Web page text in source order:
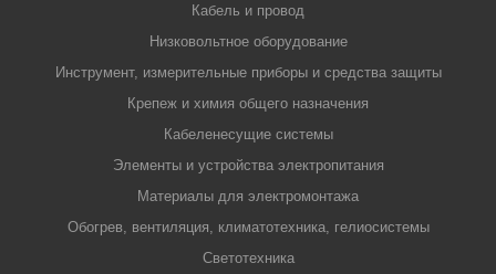
Кабель и провод
Низковольтное оборудование
Инструмент, измерительные приборы и средства защиты
Крепеж и химия общего назначения
Кабеленесущие системы
Элементы и устройства электропитания
Материалы для электромонтажа
Обогрев, вентиляция, климатотехника, гелиосистемы
Светотехника